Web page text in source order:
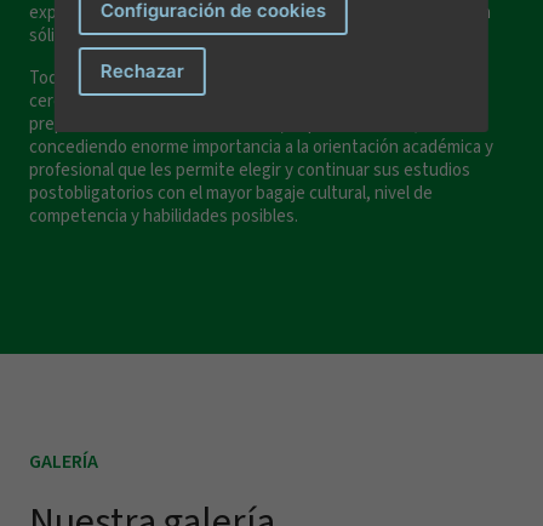
experimentación científicas y, así, construimos una formación
sólida que establece las bases de su futuro.
Todo el trabajo del equipo docente, caracterizado por su
cercanía al alumnado, está encaminado a alcanzar una óptima
preparación de nuestros alumnos/as para su futuro,
concediendo enorme importancia a la orientación académica y
profesional que les permite elegir y continuar sus estudios
postobligatorios con el mayor bagaje cultural, nivel de
competencia y habilidades posibles.
GALERÍA
He leído y acepto los
privacidad.
Enviar mensaje
Configuración de cookies
Rechazar